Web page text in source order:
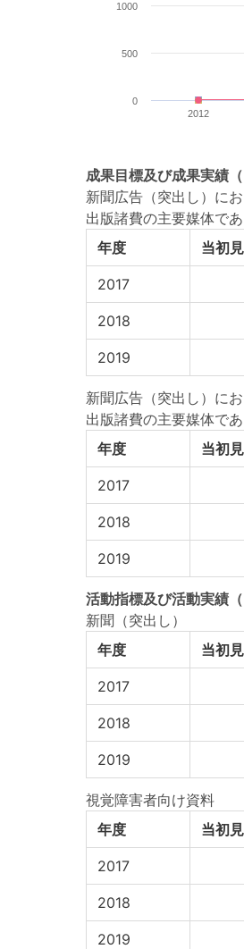
2012
0
500
1000
成果目標及び成果実績
新聞広告（突出し）に
出版諸費の主要媒体で
年度
当初
2017
2018
2019
新聞広告（突出し）に
出版諸費の主要媒体で
年度
当初
2017
2018
2019
活動指標及び活動実績
新聞（突出し）
年度
当初
2017
2018
2019
視覚障害者向け資料
年度
当初
2017
2018
2019